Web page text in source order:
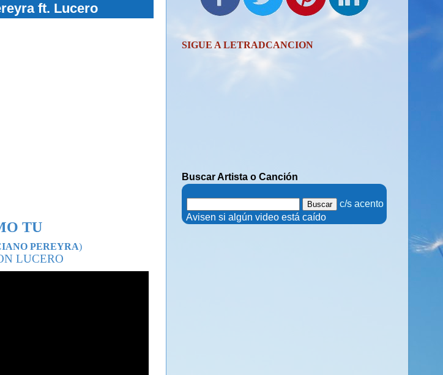
ft. Lucero
TU
PEREYRA)
LUCERO
SIGUE A LETRADCANCION
Buscar Artista o Canción
c/s acento
. Avisen si algún video está caído